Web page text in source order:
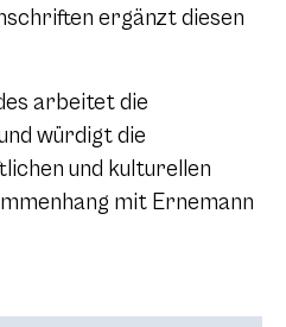
ergänzt diesen
arbeitet die
würdigt die
und kulturellen
mit Ernemann